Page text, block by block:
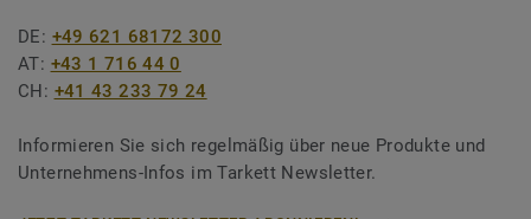
DE: +49 621 68172 300
AT: +43 1 716 44 0
CH: +41 43 233 79 24
Informieren Sie sich regelmäßig über neue Produkte und
Unternehmens-Infos im Tarkett Newsletter.